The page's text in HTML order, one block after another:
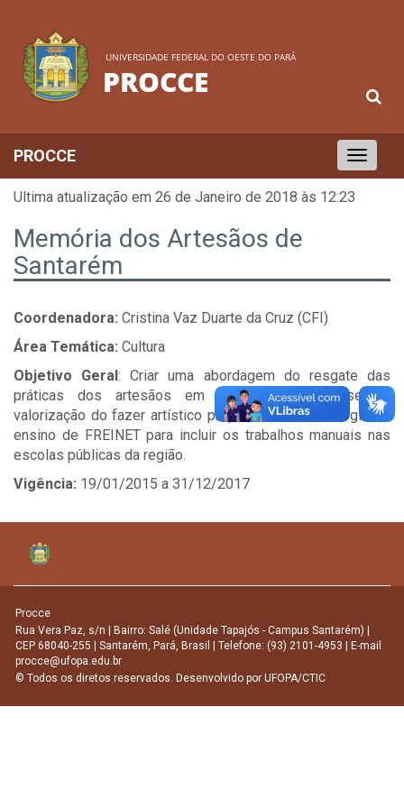
UNIVERSIDADE FEDERAL DO OESTE DO PARÁ
PROCCE
Toggle
navigation
PROCCE
Ultima atualização em 26 de Janeiro de 2018 às 12:23
Memória dos Artesãos de
Santarém
Coordenadora: Cristina Vaz Duarte da Cruz (CFI)
Área Temática: Cultura
Objetivo Geral: Criar uma abordagem do resgate das
práticas dos artesãos em Santarém com base na
valorização do fazer artístico proposto na metodologia de
ensino de FREINET para incluir os trabalhos manuais nas
escolas públicas da região.
Vigência: 19/01/2015 a 31/12/2017
Procce
Rua Vera Paz, s/n | Bairro: Salé (Unidade Tapajós - Campus Santarém) |
CEP 68040-255 | Santarém, Pará, Brasil | Telefone: (93) 2101-4953 | E-mail
procce@ufopa.edu.br
© Todos os diretos reservados. Desenvolvido por UFOPA/CTIC